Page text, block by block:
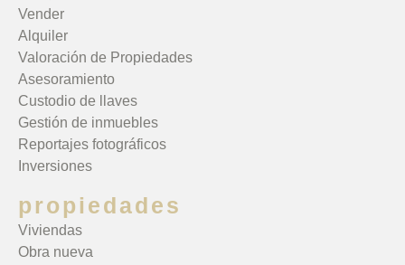
Vender
Alquiler
Valoración de Propiedades
Asesoramiento
Custodio de llaves
Gestión de inmuebles
Reportajes fotográficos
Inversiones
propiedades
Viviendas
Obra nueva